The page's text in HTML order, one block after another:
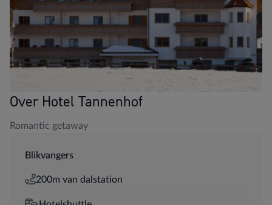
Over Hotel Tannenhof
Romantic getaway
Blikvangers
200m van dalstation